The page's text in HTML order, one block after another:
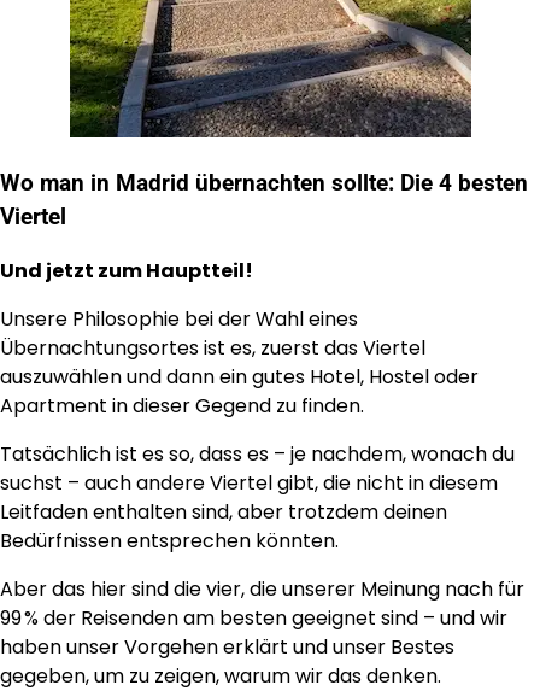
Wo man in Madrid übernachten sollte: Die 4 besten
Viertel
Und jetzt zum Hauptteil!
Unsere Philosophie bei der Wahl eines
Übernachtungsortes ist es, zuerst das Viertel
auszuwählen und dann ein gutes Hotel, Hostel oder
Apartment in dieser Gegend zu finden.
Tatsächlich ist es so, dass es – je nachdem, wonach du
suchst – auch andere Viertel gibt, die nicht in diesem
Leitfaden enthalten sind, aber trotzdem deinen
Bedürfnissen entsprechen könnten.
Aber das hier sind die vier, die unserer Meinung nach für
99 % der Reisenden am besten geeignet sind – und wir
haben unser Vorgehen erklärt und unser Bestes
gegeben, um zu zeigen, warum wir das denken.